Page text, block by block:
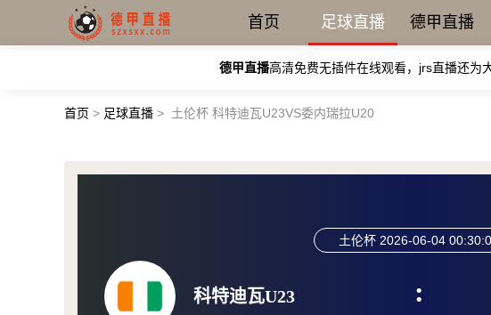
首页 足球直播 德甲直播
德甲直播高清免费无插件在线观看，jrs直播还为
首页 > 足球直播 > 土伦杯 科特迪瓦U23VS委内瑞拉U20
科特迪瓦U23
土伦杯 2026-06-04
: